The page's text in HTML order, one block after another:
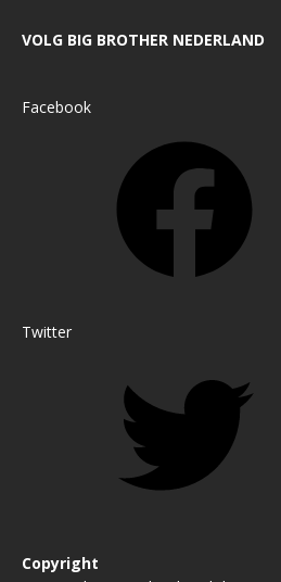
VOLG BIG BROTHER NEDERLAND
Facebook
Twitter
Copyright